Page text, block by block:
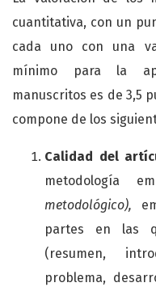
cuantitativa, con un
cada uno con una
mínimo para la
manuscritos es de 3,5
compone de los
Calidad del
metodología
metodológico),
partes en las
(resumen,
problema,